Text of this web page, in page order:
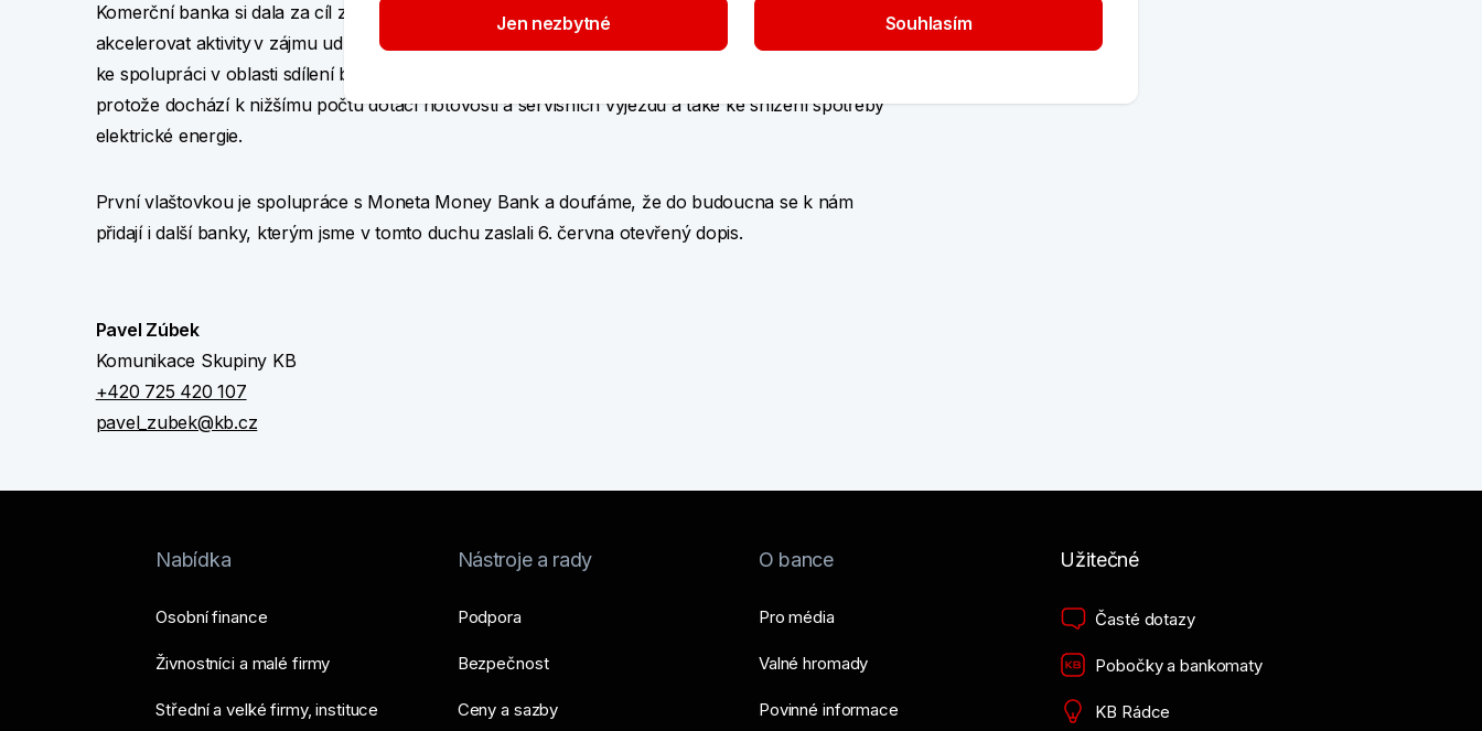
Komerční banka si dala za cíl zvýšit dostupnost hotovostních služeb pro klienty a současně
akcelerovat aktivity v zájmu udržitelného rozvoje. Proto se rozhodla vyzvat ostatní banky na trhu
ke spolupráci v oblasti sdílení bankomatových sítí. Toto řešení považuje za efektivnější a udržitelné,
protože dochází k nižšímu počtu dotací hotovosti a servisních výjezdů a také ke snížení spotřeby
elektrické energie.
První vlaštovkou je spolupráce s Moneta Money Bank a doufáme, že do budoucna se k nám
přidají i další banky, kterým jsme v tomto duchu zaslali 6. června otevřený dopis.
Pavel Zúbek
Komunikace Skupiny KB
+420 725 420 107
pavel_zubek@kb.cz
Nabídka
Osobní finance
Živnostníci a malé firmy
Střední a velké firmy, instituce
Nástroje a rady
Podpora
Bezpečnost
Ceny a sazby
O bance
Pro média
Valné hromady
Povinné informace
Užitečné
Časté dotazy
Pobočky a bankomaty
KB Rádce
Jen nezbytné Souhlasím